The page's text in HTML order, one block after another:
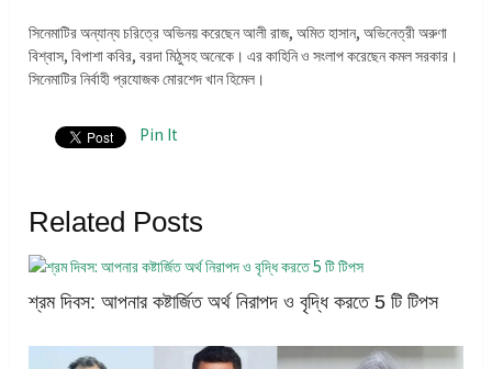
সিনেমাটির অন্যান্য চরিত্রে অভিনয় করেছেন আলী রাজ, অমিত হাসান, অভিনেত্রী অরুণা
বিশ্বাস, বিপাশা কবির, বরদা মিঠুসহ অনেকে। এর কাহিনি ও সংলাপ করেছেন কমল সরকার।
সিনেমাটির নির্বাহী প্রযোজক মোরশেদ খান হিমেল।
Pin It
Related Posts
শ্রম দিবস: আপনার কষ্টার্জিত অর্থ নিরাপদ ও বৃদ্ধি করতে 5 টি টিপস